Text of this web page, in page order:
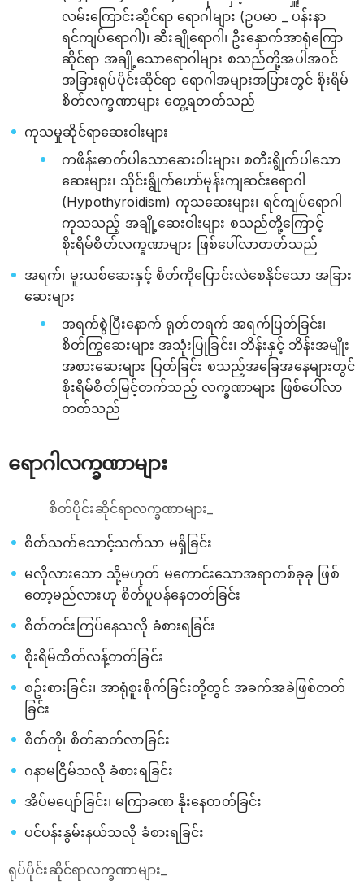
လမ်းကြောင်းဆိုင်ရာ ရောဂါများ (ဥပမာ _ ပန်းနာ
ရင်ကျပ်ရောဂါ)၊ ဆီးချိုရောဂါ၊ ဦးနှောက်အာရုံကြော
ဆိုင်ရာ အချို့သောရောဂါများ စသည်တို့အပါအဝင်
အခြားရုပ်ပိုင်းဆိုင်ရာ ရောဂါအများအပြားတွင် စိုးရိမ်
စိတ်လက္ခဏာများ တွေ့ရတတ်သည်
ကုသမှုဆိုင်ရာဆေးဝါးများ
ကဖိန်းဓာတ်ပါသောဆေးဝါးများ၊ စတီးရွိုက်ပါသော
ဆေးများ၊ သိုင်းရွိုက်ဟော်မုန်းကျဆင်းရောဂါ
(Hypothyroidism) ကုသဆေးများ၊ ရင်ကျပ်ရောဂါ
ကုသသည့် အချို့ဆေးဝါးများ စသည်တို့ကြောင့်
စိုးရိမ်စိတ်လက္ခဏာများ ဖြစ်ပေါ်လာတတ်သည်
အရက်၊ မူးယစ်ဆေးနှင့် စိတ်ကိုပြောင်းလဲစေနိုင်သော အခြား
ဆေးများ
အရက်စွဲပြီးနောက် ရုတ်တရက် အရက်ပြတ်ခြင်း၊
စိတ်ကြွဆေးများ အသုံးပြုခြင်း၊ ဘိန်းနှင့် ဘိန်းအမျိုး
အစားဆေးများ ပြတ်ခြင်း စသည့်အခြေအနေများတွင်
စိုးရိမ်စိတ်မြင့်တက်သည့် လက္ခဏာများ ဖြစ်ပေါ်လာ
တတ်သည်
ရောဂါလက္ခဏာများ
စိတ်ပိုင်းဆိုင်ရာလက္ခဏာများ_
စိတ်သက်သောင့်သက်သာ မရှိခြင်း
မလိုလားသော သို့မဟုတ် မကောင်းသောအရာတစ်ခုခု ဖြစ်
တော့မည်လားဟု စိတ်ပူပန်နေတတ်ခြင်း
စိတ်တင်းကြပ်နေသလို ခံစားရခြင်း
စိုးရိမ်ထိတ်လန့်တတ်ခြင်း
စဥ်းစားခြင်း၊ အာရုံစူးစိုက်ခြင်းတို့တွင် အခက်အခဲဖြစ်တတ်
ခြင်း
စိတ်တို၊ စိတ်ဆတ်လာခြင်း
ဂနာမငြိမ်သလို ခံစားရခြင်း
အိပ်မပျော်ခြင်း၊ မကြာခဏ နိုးနေတတ်ခြင်း
ပင်ပန်းနွမ်းနယ်သလို ခံစားရခြင်း
ရုပ်ပိုင်းဆိုင်ရာလက္ခဏာများ_